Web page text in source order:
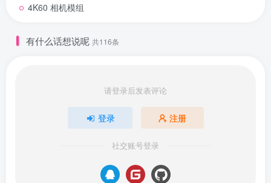
4K60 相机模组
有什么话想说呢 共116条
请登录后发表评论
登录 注册
社交账号登录